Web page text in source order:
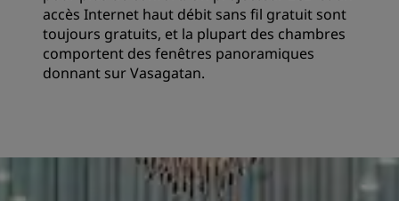
accès Internet haut débit sans fil gratuit sont
toujours gratuits, et la plupart des chambres
comportent des fenêtres panoramiques
donnant sur Vasagatan.